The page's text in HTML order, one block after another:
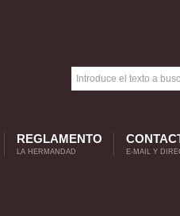
REGLAMENTO
LA HERMANDAD E-MAIL Y